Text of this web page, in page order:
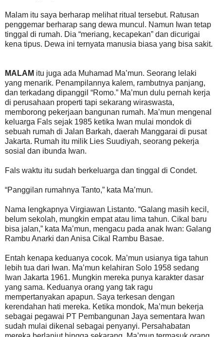
Malam itu saya berharap melihat ritual tersebut. Ratusan
penggemar berharap sang dewa muncul. Namun Iwan tetap
tinggal di rumah. Dia “meriang, kecapekan” dan dicurigai
kena tipus. Dewa ini ternyata manusia biasa yang bisa sakit.
MALAM itu juga ada Muhamad Ma’mun. Seorang lelaki
yang menarik. Penampilannya kalem, rambutnya panjang,
dan terkadang dipanggil “Romo.” Ma’mun dulu pernah kerja
di perusahaan properti tapi sekarang wiraswasta,
memborong pekerjaan bangunan rumah. Ma’mun mengenal
keluarga Fals sejak 1985 ketika Iwan mulai mondok di
sebuah rumah di Jalan Barkah, daerah Manggarai di pusat
Jakarta. Rumah itu milik Lies Suudiyah, seorang pekerja
sosial dan ibunda Iwan.
Fals waktu itu sudah berkeluarga dan tinggal di Condet.
“Panggilan rumahnya Tanto,” kata Ma’mun.
Nama lengkapnya Virgiawan Listanto. “Galang masih kecil,
belum sekolah, mungkin empat atau lima tahun. Cikal baru
bisa jalan,” kata Ma’mun, mengacu pada anak Iwan: Galang
Rambu Anarki dan Anisa Cikal Rambu Basae.
Entah kenapa keduanya cocok. Ma’mun usianya tiga tahun
lebih tua dari Iwan. Ma’mun kelahiran Solo 1958 sedang
Iwan Jakarta 1961. Mungkin mereka punya karakter dasar
yang sama. Keduanya orang yang tak ragu
mempertanyakan apapun. Saya terkesan dengan
kerendahan hati mereka. Ketika mondok, Ma’mun bekerja
sebagai pegawai PT Pembangunan Jaya sementara Iwan
sudah mulai dikenal sebagai penyanyi. Persahabatan